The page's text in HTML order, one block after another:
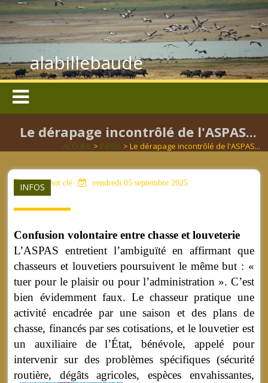
alabillebaude
Le dérapage incontrôlé de l'ASPAS...
ACCUEIL> INFOS > Le dérapage incontrôlé de l'ASPAS...
INFOS
aucun mot clé vendredi 05 septembre 2025
Confusion volontaire entre chasse et louveterie
L’ASPAS entretient l’ambiguïté en affirmant que
chasseurs et louvetiers poursuivent le même but : «
tuer pour le plaisir ou pour l’administration ». C’est
bien évidemment faux. Le chasseur pratique une
activité encadrée par une saison et des plans de
chasse, financés par ses cotisations, et le louvetier est
un auxiliaire de l’État, bénévole, appelé pour
intervenir sur des problèmes spécifiques (sécurité
routière, dégâts agricoles, espèces envahissantes,